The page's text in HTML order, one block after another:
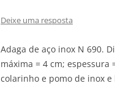
Deixe uma resposta
Adaga de aço inox N 690.
máxima = 4 cm;
colarinho e pomo de inox